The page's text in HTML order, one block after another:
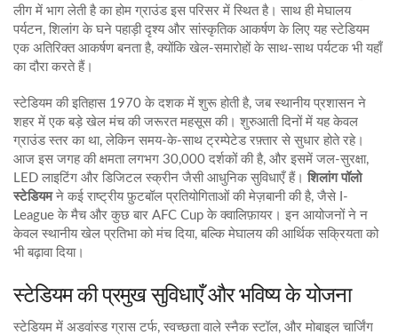
लीग में भाग लेती हैका होम ग्राउंड इस परिसर में स्थित है। साथ ही मेघालय
पर्यटन, शिलांग के घने पहाड़ी दृश्य और सांस्कृतिक आकर्षणके लिए यह स्टेडियम
एक अतिरिक्त आकर्षण बनता है, क्योंकि खेल‑समारोहों के साथ‑साथ पर्यटक भी यहाँ
का दौरा करते हैं।
स्टेडियम की इतिहास 1970 के दशक में शुरू होती है, जब स्थानीय प्रशासन ने
शहर में एक बड़े खेल मंच की जरूरत महसूस की। शुरुआती दिनों में यह केवल
ग्राउंड स्तर का था, लेकिन समय‑के‑साथ ट्रम्पेटेड रफ़्तार से सुधार होते रहे।
आज इस जगह की क्षमता लगभग 30,000 दर्शकों की है, और इसमें जल‑सुरक्षा,
LED लाइटिंग और डिजिटल स्क्रीन जैसी आधुनिक सुविधाएँ हैं। शिलांग पॉलो
स्टेडियमने कई राष्ट्रीय फ़ुटबॉल प्रतियोगिताओं की मेज़बानी की है, जैसे I-
League के मैच और कुछ बार AFC Cup के क्वालिफ़ायर। इन आयोजनों ने न
केवल स्थानीय खेल प्रतिभा को मंच दिया, बल्कि मेघालय की आर्थिक सक्रियता को
भी बढ़ावा दिया।
स्टेडियम की प्रमुख सुविधाएँ और भविष्य के योजना
स्टेडियम में अडवांस्ड ग्रास टर्फ, स्वच्छता वाले स्नैक स्टॉल, और मोबाइल चार्जिंग